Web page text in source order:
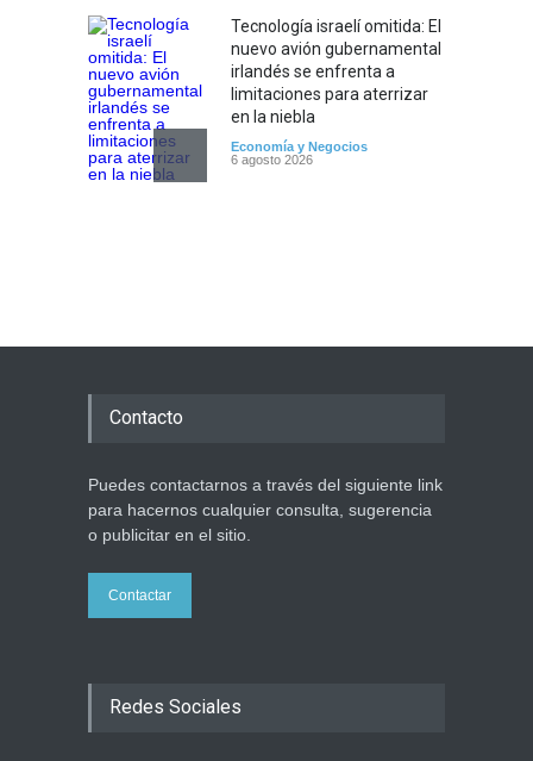
Tecnología israelí omitida: El
nuevo avión gubernamental
irlandés se enfrenta a
limitaciones para aterrizar
en la niebla
Economía y Negocios
6 agosto 2026
enterrados de nuevo en
Contacto
Puedes contactarnos a través del siguiente link
para hacernos cualquier consulta, sugerencia
o publicitar en el sitio.
Contactar
Redes Sociales